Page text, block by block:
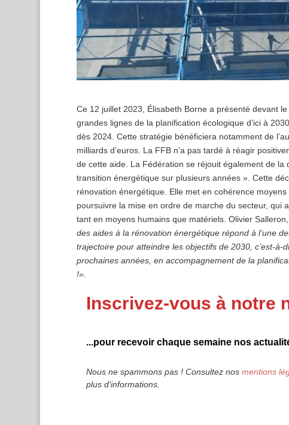
Ce 12 juillet 2023, Élisabeth Borne a présenté devant
grandes lignes de la planification écologique d’ici à
dès 2024. Cette stratégie bénéficiera notamment de
milliards d’euros. La FFB n’a pas tardé à réagir
de cette aide. La Fédération se réjouit également de la
transition énergétique sur plusieurs années ». Cette
rénovation énergétique. Elle met en cohérence
poursuivre la mise en ordre de marche du secteur, qui
tant en moyens humains que matériels. Olivier
des aides à la rénovation énergétique répond à l’une
trajectoire pour atteindre les objectifs de 2030, c’est-
prochaines années, en accompagnement de la
!».
Inscrivez-vous à notre
...pour recevoir chaque semaine nos
Nous ne spammons pas ! Consultez nos mentions
plus d’informations.